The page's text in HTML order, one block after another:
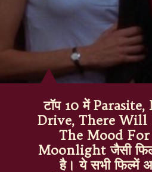
टॉप 10 में
Drive, There Will
The Mood
Moonlight जैसी
है। ये सभी फिल्में